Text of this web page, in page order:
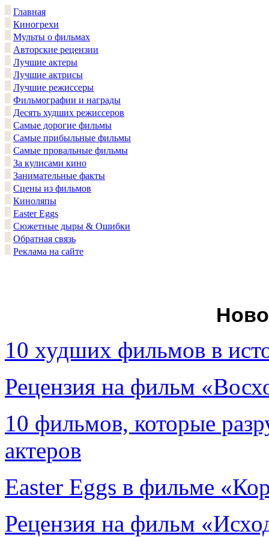
Главная
Киногрехи
Мульты о фильмах
Авторские рецензии
Лучшие актеры
Лучшие актрисы
Лучшие режиссеры
Фильмографии и награды
Десять худших режиссеров
Самые дорогие фильмы
Самые прибыльные фильмы
Самые провальные фильмы
За кулисами кино
Занимательные факты
Сцены из фильмов
Киноляпы
Easter Eggs
Сюжетные дыры & Ошибки
Обратная связь
Реклама на сайте
10 худших фильмов в
Рецензия на фильм
10 фильмов, которые
актеров
Easter Eggs в фильме
Рецензия на фильм